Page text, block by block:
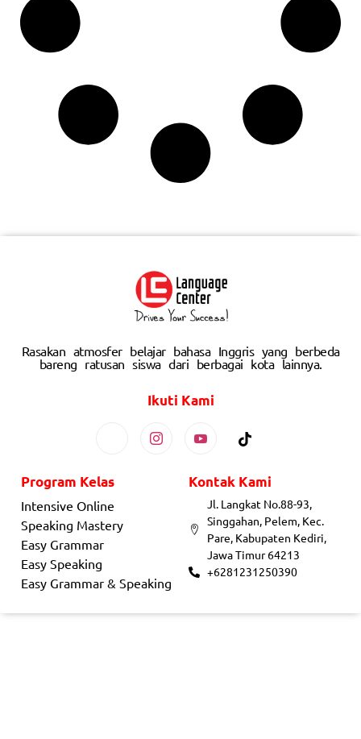
Rasakan atmosfer belajar bahasa Inggris yang berbeda
bareng ratusan siswa dari berbagai kota lainnya.
Ikuti Kami
Program Kelas
Intensive Online
Speaking Mastery
Easy Grammar
Easy Speaking
Easy Grammar & Speaking
Kontak Kami
Jl. Langkat No.88-93,
Singgahan, Pelem, Kec.
Pare, Kabupaten Kediri,
Jawa Timur 64213
+6281231250390